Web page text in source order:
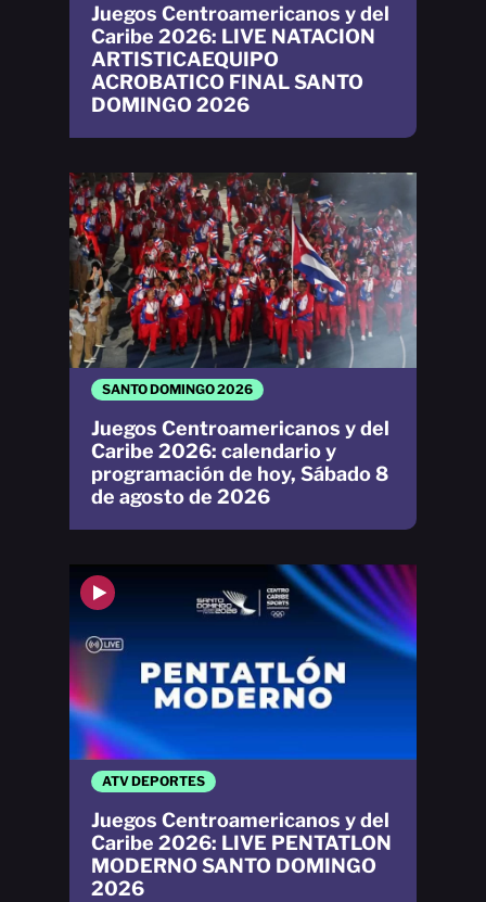
Juegos Centroamericanos y del
Caribe 2026: LIVE NATACION
ARTISTICAEQUIPO
ACROBATICO FINAL SANTO
DOMINGO 2026
ATV DEPORTES
Juegos Centroamericanos y del
Caribe 2026: LIVE PENTATLON
MODERNO SANTO DOMINGO
2026
SANTO DOMINGO 2026
Juegos Centroamericanos y del
Caribe 2026: calendario y
programación de hoy, Sábado 8
de agosto de 2026